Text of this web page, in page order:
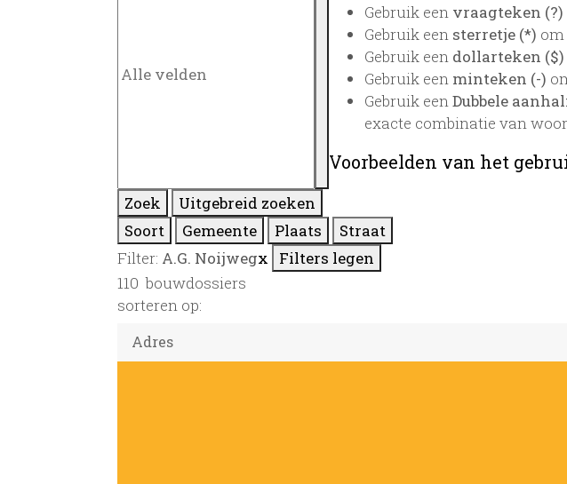
Gebruik een vraagteken (?)
Gebruik een sterretje (*)
Gebruik een dollarteken ($)
Gebruik een minteken (-)
Gebruik eenDubbele
exacte combinatie van
Voorbeelden van het
Zoek
Uitgebreid zoeken
Soort
Gemeente Plaats
Straat
Filter: A.G. Noijwegx
Filters legen
110 bouwdossiers
sorteren op: